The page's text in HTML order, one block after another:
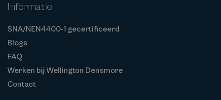
Informatie
SNA/NEN4400-1 gecertificeerd
Blogs
FAQ
Werken bij Wellington Densmore
Contact